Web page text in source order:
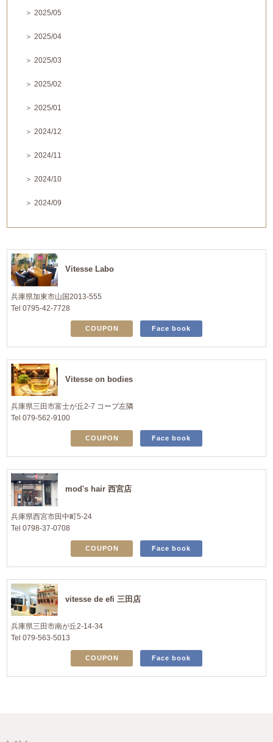
＞ 2025/05
＞ 2025/04
＞ 2025/03
＞ 2025/02
＞ 2025/01
＞ 2024/12
＞ 2024/11
＞ 2024/10
＞ 2024/09
Vitesse Labo
兵庫県加東市山国2013-555
Tel 0795-42-7728
COUPON Face book
Vitesse on bodies
兵庫県三田市富士が丘2-7 コープ左隣
Tel 079-562-9100
COUPON Face book
mod's hair 西宮店
兵庫県西宮市田中町5-24
Tel 0798-37-0708
COUPON Face book
vitesse de efi 三田店
兵庫県三田市南が丘2-14-34
Tel 079-563-5013
COUPON Face book